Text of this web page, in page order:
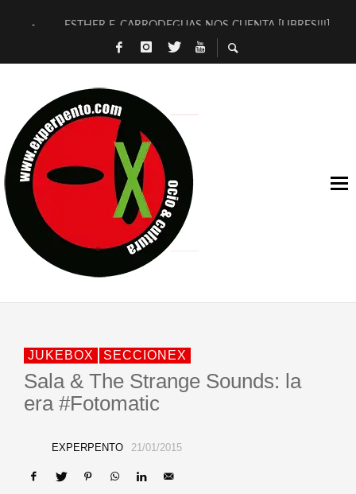
ESTHER F. CARRODEGUAS NOS CUENTA [LIBRES!!!]
[TERRA DE GUAPES] DE SANDRA MONFORT
TIMBRE 4, LA ESCUELA DEL DIRECTOR TEATRAL CLAUDIO
30 AÑOS (NO ES NADA) DE LA KATARSIS DEL TOMATAZO
MILITARES JUDÍAS EN #EXVITA
D’BALDOMEROS REINVENTAN [BITÁCORA 3.0] EN EXVITA
MARSHALL FLASH PRESENTA EN EXVITA [RELATIVA
JOFRE BARDAGÍ EN EXVITA INTERPRETANDO A SERRAT
JUKEBOX SECCIONEX
Sala & The Strange Sounds: la
era #Fotomatic
EXPERPENTO 21/01/2015